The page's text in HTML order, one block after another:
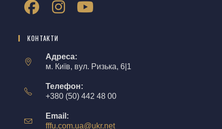
КОНТАКТИ
Адреса:
м. Київ, вул. Ризька, 6|1
Телефон:
+380 (50) 442 48 00
Email:
fffu.com.ua@ukr.net